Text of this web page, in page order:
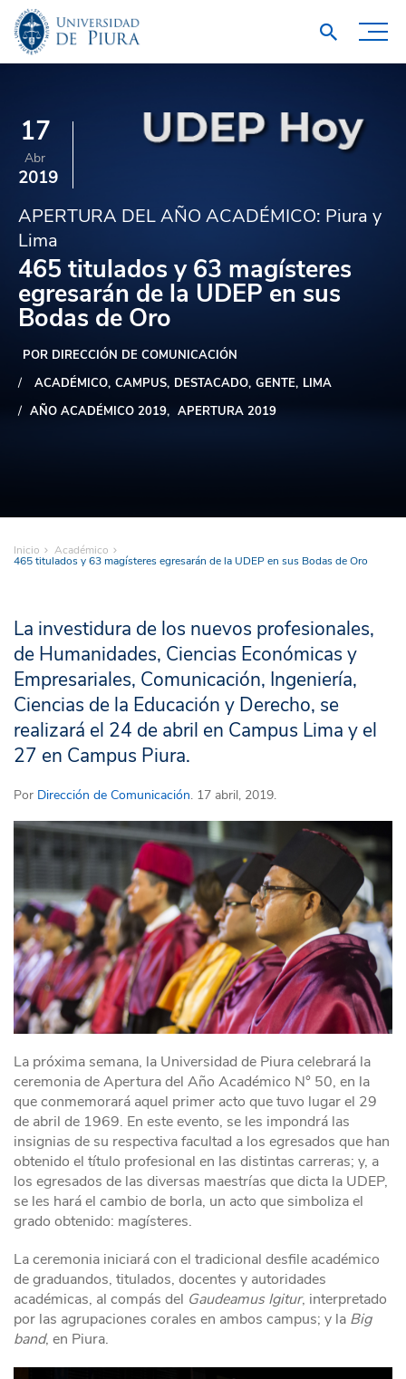
17
Abr
2019
APERTURA DEL AÑO ACADÉMICO: Piura y
Lima
465 titulados y 63 magísteres
egresarán de la UDEP en sus
Bodas de Oro
POR DIRECCIÓN DE COMUNICACIÓN
ACADÉMICO CAMPUS DESTACADO GENTE LIMA
AÑO ACADÉMICO 2019
APERTURA 2019
Inicio Académico
465 titulados y 63 magísteres egresarán de la UDEP en sus Bodas de Oro
La investidura de los nuevos profesionales,
de Humanidades, Ciencias Económicas y
Empresariales, Comunicación, Ingeniería,
Ciencias de la Educación y Derecho, se
realizará el 24 de abril en Campus Lima y el
27 en Campus Piura.
Por Dirección de Comunicación. 17 abril, 2019.
La próxima semana, la Universidad de Piura celebrará la
ceremonia de Apertura del Año Académico N° 50, en la
que conmemorará aquel primer acto que tuvo lugar el 29
de abril de 1969. En este evento, se les impondrá las
insignias de su respectiva facultad a los egresados que han
obtenido el título profesional en las distintas carreras; y, a
los egresados de las diversas maestrías que dicta la UDEP,
se les hará el cambio de borla, un acto que simboliza el
grado obtenido: magísteres.
La ceremonia iniciará con el tradicional desfile académico
de graduandos, titulados, docentes y autoridades
académicas, al compás del Gaudeamus Igitur, interpretado
por las agrupaciones corales en ambos campus; y la Big
band, en Piura.